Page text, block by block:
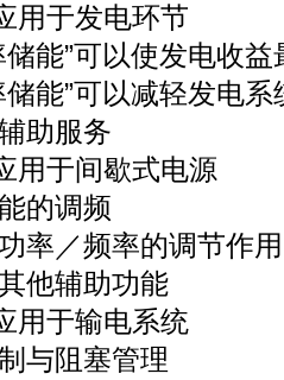
于发电环节
能”可以使发电收益
”可以减轻发电系
助服务
于间歇式电源
的调频
／频率的调节作用
他辅助功能
于输电系统
阻塞管理